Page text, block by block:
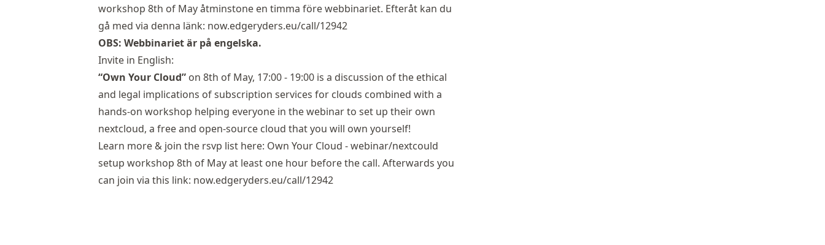
workshop 8th of Mayåtminstone en timma före webbinariet. Efteråt kan du
gå med via denna länk: now.edgeryders.eu/call/12942
OBS: Webbinariet är på engelska.
Invite in English:
“Own Your Cloud” on 8th of May, 17:00 - 19:00 is a discussion of the ethical
and legal implications of subscription services for clouds combined with a
hands-on workshop helping everyone in the webinar to set up their own
nextcloud, a free and open-source cloud that you will own yourself!
Learn more & join the rsvp list here: Own Your Cloud - webinar/nextcould
setup workshop 8th of Mayat least one hour before the call. Afterwards you
can join via this link: now.edgeryders.eu/call/12942